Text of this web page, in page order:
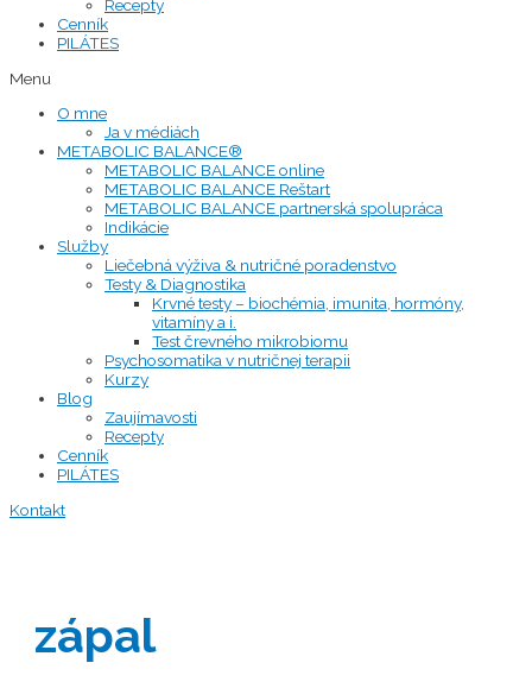
Recepty
Cenník
PILÁTES
Menu
O mne
Ja v médiách
METABOLIC BALANCE®
METABOLIC BALANCE online
METABOLIC BALANCE Reštart
METABOLIC BALANCE partnerská spolupráca
Indikácie
Služby
Liečebná výživa & nutričné poradenstvo
Testy & Diagnostika
Krvné testy – biochémia, imunita, hormóny,
vitamíny a i.
Test črevného mikrobiomu
Psychosomatika v nutričnej terapii
Kurzy
Blog
Zaujímavosti
Recepty
Cenník
PILÁTES
Kontakt
zápal